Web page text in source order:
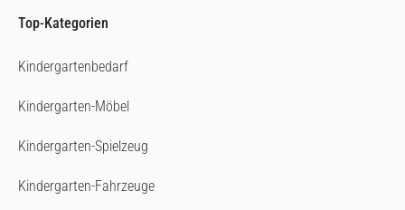
Top-Kategorien
Kindergartenbedarf
Kindergarten-Möbel
Kindergarten-Spielzeug
Kindergarten-Fahrzeuge